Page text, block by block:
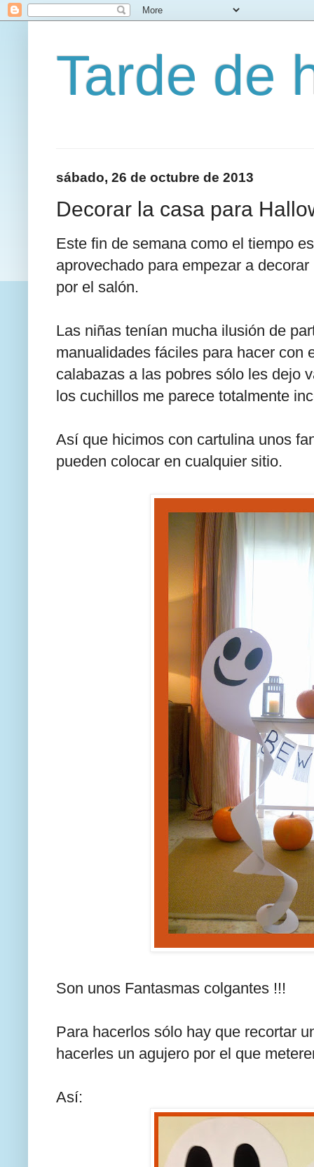
Tarde de
sábado, 26 de octubre de 2013
Decorar la casa para
Este fin de semana como el tiempo
aprovechado para empezar a
por el salón.
Las niñas tenían mucha ilusión de
manualidades fáciles para hacer con
calabazas a las pobres sólo les dejo
los cuchillos me parece totalmente
Así que hicimos con cartulina unos
pueden colocar en cualquier sitio.
Son unos Fantasmas colgantes !!!
Para hacerlos sólo hay que recortar
hacerles un agujero por el que
Así: